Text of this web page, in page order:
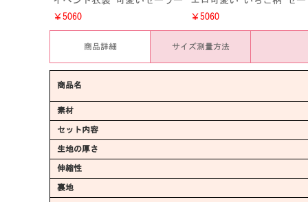
服 セクシー パジャマ シース
ルー 透明 クリア 仮装 コス
￥5060
ー服 パジャマ 透明 セク
シースルー 水着 イベント
装
￥5060
商品詳細 サイズ測量方法
商品名
素材
セット内容
生地の厚さ
伸縮性
裏地